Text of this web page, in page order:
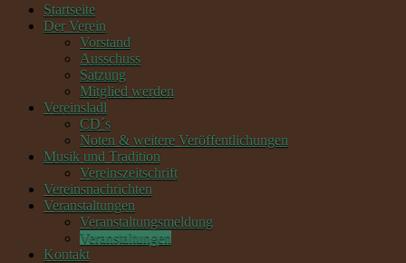
Startseite
Der Verein
Vorstand
Ausschuss
Satzung
Mitglied werden
Vereinsladl
CD´s
Noten & weitere Veröffentlichungen
Musik und Tradition
Vereinszeitschrift
Vereinsnachrichten
Veranstaltungen
Veranstaltungsmeldung
Veranstaltungen
Kontakt